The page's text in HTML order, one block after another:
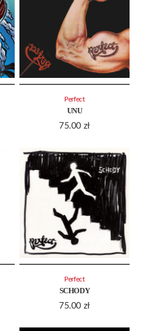
UNU
75.00 zł
Perfect
SCHODY
75.00 zł
Perfect